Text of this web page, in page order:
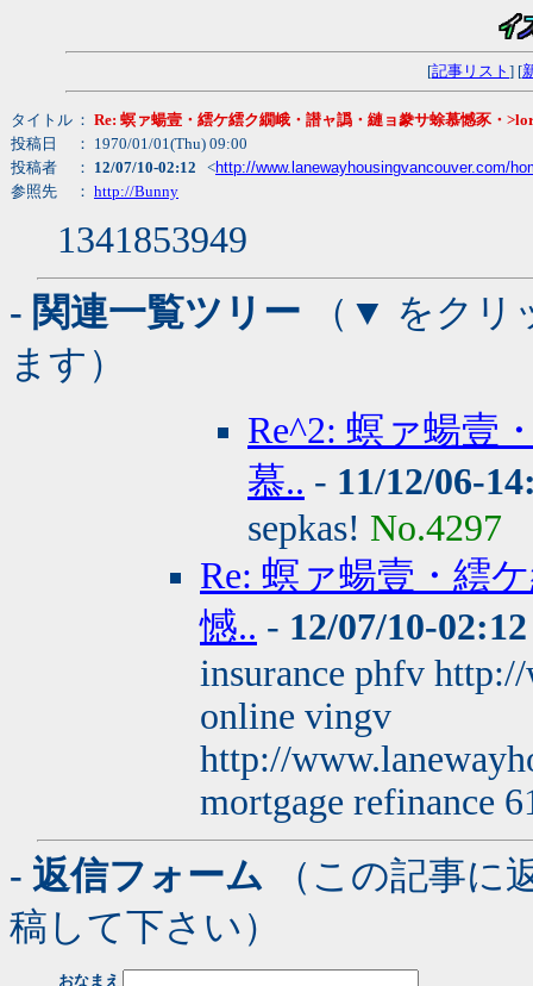
[記事リスト ] [
タイトル ： Re: 螟ァ蝪壹・繧ケ繧ク繝峨・譛ャ譌・縺ョ豢サ蜍慕憾豕・
投稿日
： 1970/01/01(Thu) 09:00
投稿者
： 12/07/10-02:12 <http://www.lanewayhousingvancouver.com/
参照先
： http://Bunny
1341853949
- 関連一覧ツリー （▼ をクリ
ます）
Re^2: 螟ァ蝪壹
慕.. - 11/12/06-
sepkas! No.4297
Re: 螟ァ蝪壹・繧
憾.. - 12/07/10-02:12
insurance phfv
online vingv
http://
mortgage refinance
- 返信フォーム （この記事に
稿して下さい）
おなまえ